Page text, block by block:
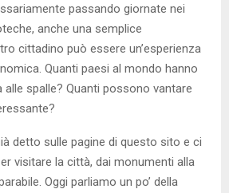
passando giornate nei
anche una semplice
cittadino può essere un’esperienza
Quanti paesi al mondo hanno
spalle? Quanti possono vantare
detto sulle pagine di questo sito e ci
visitare la città, dai monumenti alla
Oggi parliamo un po’ della